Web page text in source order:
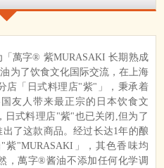
萬字® 紫MURASAKI 长期熟成
为了饮食文化国际交流，在上海
店「日式料理店"紫" 」，秉承着
友人带来最正宗的日本饮食文
日式料理店"紫"也已关闭 但为了
了这款商品。经过长达1年的酿
"紫"MURASAKI 」，其色香味均
，萬字®酱油不添加任何化学调